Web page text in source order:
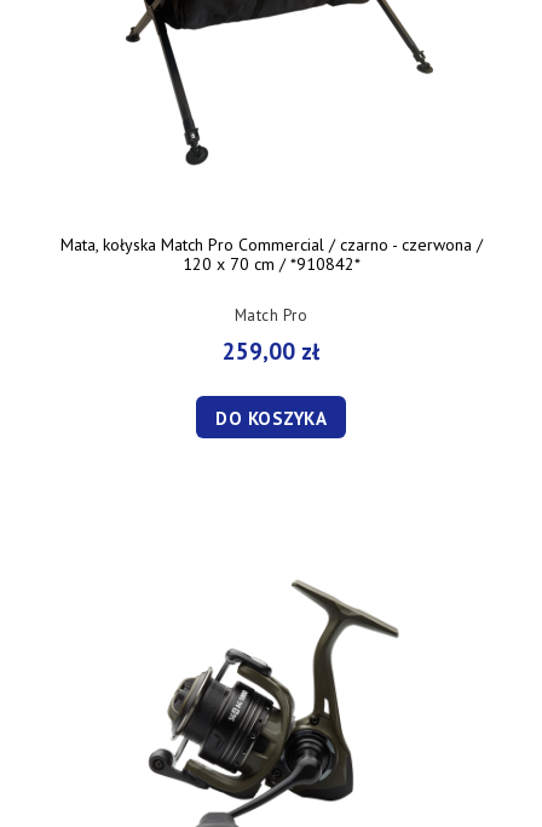
Mata, kołyska Match Pro Commercial / czarno - czerwona /
120 x 70 cm / *910842*
Match Pro
259,00 zł
DO KOSZYKA